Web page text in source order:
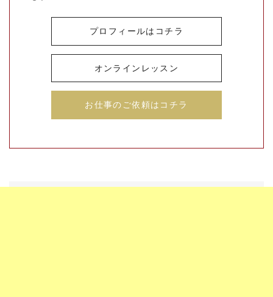
プロフィールはコチラ
オンラインレッスン
お仕事のご依頼はコチラ